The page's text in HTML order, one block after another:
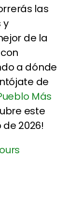
las
y
de la
a dónde
de
Más
este
2026!